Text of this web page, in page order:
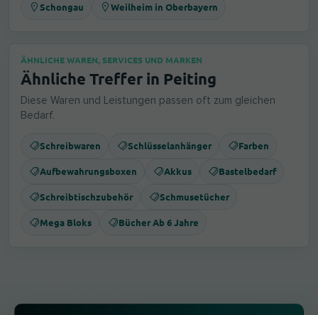
Schongau Weilheim in Oberbayern
ÄHNLICHE WAREN, SERVICES UND MARKEN
Ähnliche Treffer in Peiting
Diese Waren und Leistungen passen oft zum gleichen
Bedarf.
Schreibwaren Schlüsselanhänger Farben
Aufbewahrungsboxen Akkus Bastelbedarf
Schreibtischzubehör Schmusetücher
Mega Bloks Bücher Ab 6 Jahre